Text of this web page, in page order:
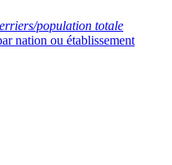
population totale
nation ou établissement